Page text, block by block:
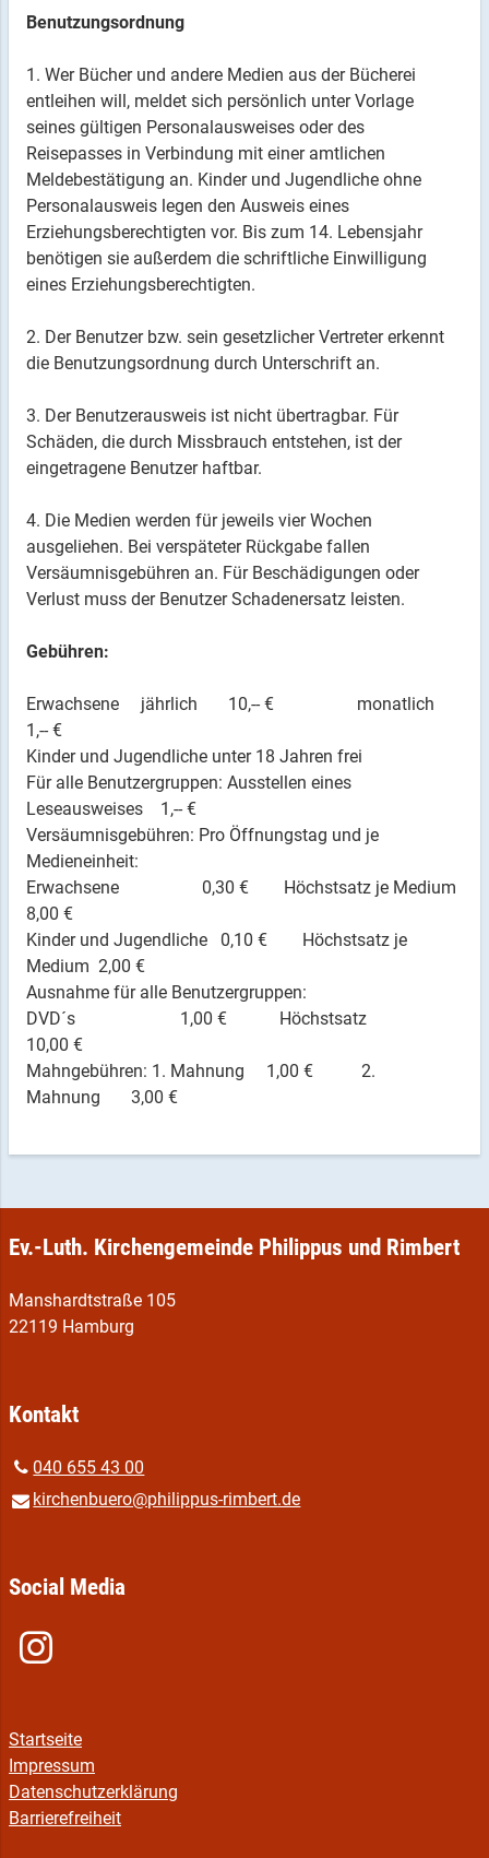
Benutzungsordnung
1. Wer Bücher und andere Medien aus der Bücherei
entleihen will, meldet sich persönlich unter Vorlage
seines gültigen Personalausweises oder des
Reisepasses in Verbindung mit einer amtlichen
Meldebestätigung an. Kinder und Jugendliche ohne
Personalausweis legen den Ausweis eines
Erziehungsberechtigten vor. Bis zum 14. Lebensjahr
benötigen sie außerdem die schriftliche Einwilligung
eines Erziehungsberechtigten.
2. Der Benutzer bzw. sein gesetzlicher Vertreter erkennt
die Benutzungsordnung durch Unterschrift an.
3. Der Benutzerausweis ist nicht übertragbar. Für
Schäden, die durch Missbrauch entstehen, ist der
eingetragene Benutzer haftbar.
4. Die Medien werden für jeweils vier Wochen
ausgeliehen. Bei verspäteter Rückgabe fallen
Versäumnisgebühren an. Für Beschädigungen oder
Verlust muss der Benutzer Schadenersatz leisten.
Gebühren:
Erwachsene jährlich 10,-- € monatlich
1,-- €
Kinder und Jugendliche unter 18 Jahren frei
Für alle Benutzergruppen: Ausstellen eines
Leseausweises 1,-- €
Versäumnisgebühren: Pro Öffnungstag und je
Medieneinheit:
Erwachsene 0,30 € Höchstsatz je Medium
8,00 €
Kinder und Jugendliche 0,10 € Höchstsatz je
Medium 2,00 €
Ausnahme für alle Benutzergruppen:
DVD´s 1,00 € Höchstsatz
10,00 €
Mahngebühren: 1. Mahnung 1,00 € 2.
Mahnung 3,00 €
Ev.-Luth. Kirchengemeinde Philippus und Rimbert
Manshardtstraße 105
22119 Hamburg
Kontakt
040 655 43 00
kirchenbuero@​philippus-rimbert.​de
Social Media
Startseite
Impressum
Datenschutzerklärung
Barrierefreiheit